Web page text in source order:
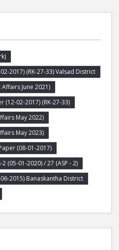
2017) (RK-27-33) Valsad District
June 2021)
(12-02-2017) (RK-27-33)
May 2022)
May 2023)
(08-01-2017)
(05-01-2020) / 27 (ASP - 2)
2015) Banaskantha District